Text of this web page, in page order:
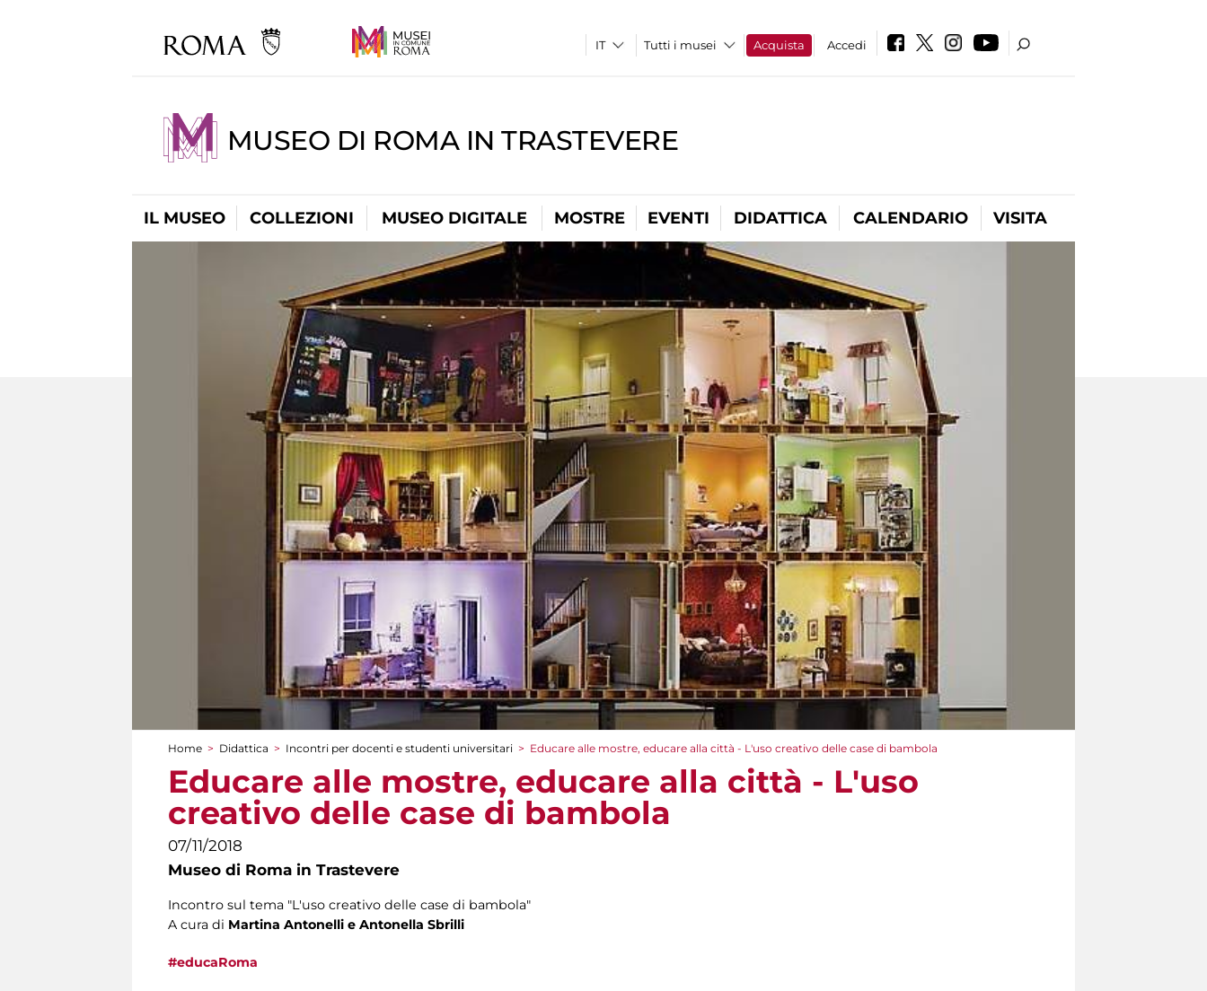
Tutti i musei Acquista Accedi
MUSEO DI ROMA IN TRASTEVERE
IL MUSEO COLLEZIONI MUSEO DIGITALE MOSTRE EVENTI DIDATTICA CALENDARIO VISITA
Tu sei qui
Home > Didattica > Incontri per docenti e studenti universitari > Educare alle mostre, educare alla città - L'uso creativo delle case di bambola
Educare alle mostre, educare alla città - L'uso
creativo delle case di bambola
07/11/2018
Museo di Roma in Trastevere
Incontro sul tema "L'uso creativo delle case di bambola"
A cura di Martina Antonelli e Antonella Sbrilli ​
#educaRoma